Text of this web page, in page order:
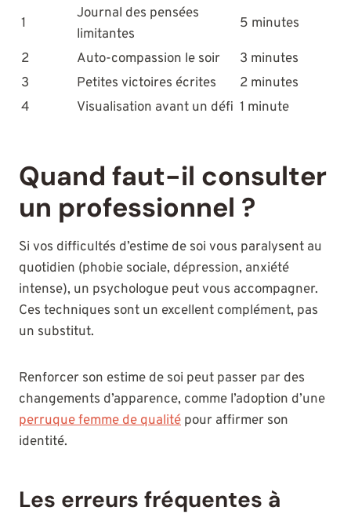
1
Journal des pensées
limitantes
5 minutes
2 Auto-compassion le soir
3 minutes
3
Petites victoires écrites
2 minutes
4
Visualisation avant un défi 1 minute
Quand faut-il consulter
un professionnel ?
Si vos difficultés d’estime de soi vous paralysent au
quotidien (phobie sociale, dépression, anxiété
intense), un psychologue peut vous accompagner.
Ces techniques sont un excellent complément, pas
un substitut.
Renforcer son estime de soi peut passer par des
changements d’apparence, comme l’adoption d’une
perruque femme de qualité pour affirmer son
identité.
Les erreurs fréquentes à